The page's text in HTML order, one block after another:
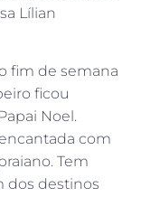
Lílian
fim de semana
ficou
Noel.
com
Tem
dos destinos